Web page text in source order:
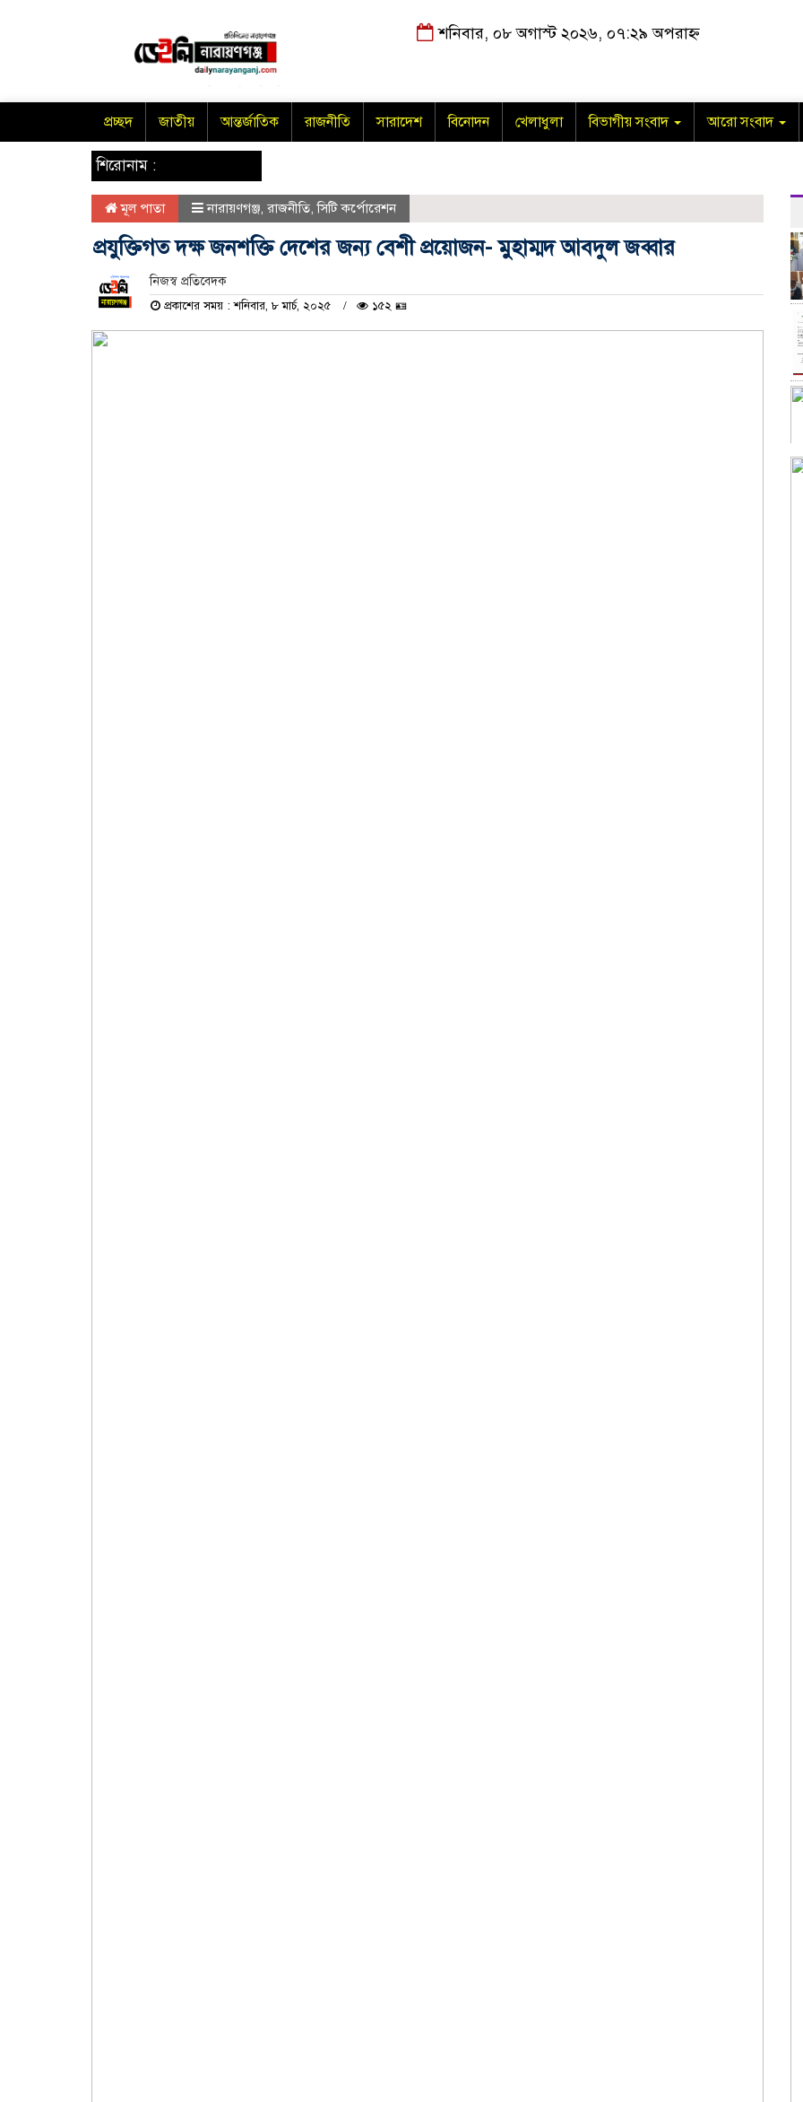
শনিবার, ০৮ অগাস্ট ২০২৬, ০৭:২৯ অপরাহ্ন
প্রচ্ছদ জাতীয় আন্তর্জাতিক রাজনীতি সারাদেশ বিনোদন খেলাধুলা বিভাগীয় সংবাদ আরো সংবাদ
শিরোনাম :
মূল পাতা নারায়ণগঞ্জ, রাজনীতি,সিটি কর্পোরেশন
প্রযুক্তিগত দক্ষ জনশক্তি দেশের জন্য বেশী প্রয়োজন- মুহাম্মদ আবদুল জব্বার
নিজস্ব প্রতিবেদক
প্রকাশের সময় : শনিবার, ৮ মার্চ, ২০২৫ ১৫২ 🪪